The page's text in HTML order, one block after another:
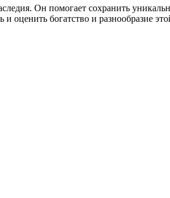
Он помогает сохранить
оценить богатство и разнообразие